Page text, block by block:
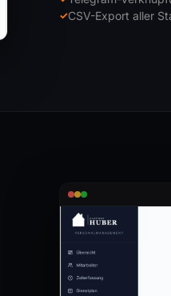
CSV-Export aller